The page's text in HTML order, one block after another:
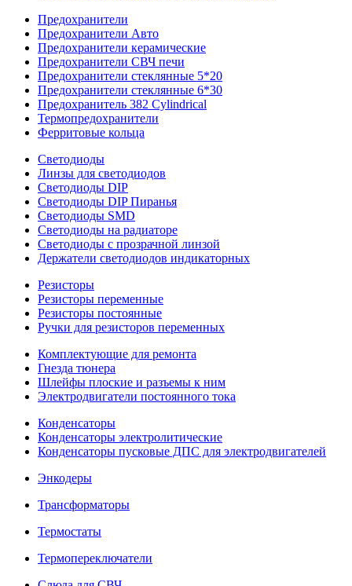
Предохранители
Предохранители Авто
Предохранители керамические
Предохранители СВЧ печи
Предохранители стеклянные 5*20
Предохранители стеклянные 6*30
Предохранитель 382 Cylindrical
Термопредохранители
Ферритовые кольца
Светодиоды
Линзы для светодиодов
Светодиоды DIP
Светодиоды DIP Пиранья
Светодиоды SMD
Светодиоды на радиаторе
Светодиоды с прозрачной линзой
Держатели светодиодов индикаторных
Резисторы
Резисторы переменные
Резисторы постоянные
Ручки для резисторов переменных
Комплектующие для ремонта
Гнезда тюнера
Шлейфы плоские и разъемы к ним
Электродвигатели постоянного тока
Конденсаторы
Конденсаторы электролитические
Конденсаторы пусковые ДПС для электродвигателей
Энкодеры
Трансформаторы
Термостаты
Термопереключатели